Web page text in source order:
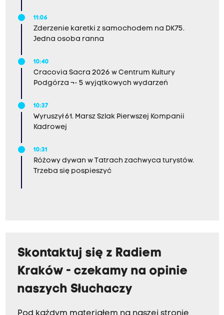
11:06
Zderzenie karetki z samochodem na DK75.
Jedna osoba ranna
10:40
Cracovia Sacra 2026 w Centrum Kultury
Podgórza ¬- 5 wyjątkowych wydarzeń
10:37
Wyruszył 61. Marsz Szlak Pierwszej Kompanii
Kadrowej
10:31
Różowy dywan w Tatrach zachwyca turystów.
Trzeba się pospieszyć
Skontaktuj się z Radiem
Kraków - czekamy na opinie
naszych Słuchaczy